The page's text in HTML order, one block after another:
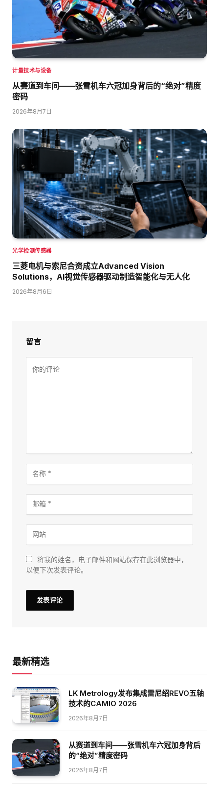
计量技术与设备
从赛道到车间——张雪机车六冠加身背后的“绝对”精度
密码
2026年8月7日
光学检测传感器
三菱电机与索尼合资成立Advanced Vision
Solutions，AI视觉传感器驱动制造智能化与无人化
2026年8月6日
留言
将我的姓名，电子邮件和网站保存在此浏览器中，
以便下次发表评论。
最新精选
LK Metrology发布集成雷尼绍REVO五轴
技术的CAMIO 2026
2026年8月7日
从赛道到车间——张雪机车六冠加身背后
的“绝对”精度密码
2026年8月7日